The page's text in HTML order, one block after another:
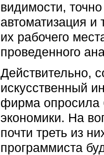
видимости,
автоматизация и
их рабочего
проведенного
Действительно,
искусственный
фирма опросила
экономики. На
почти треть из
программиста